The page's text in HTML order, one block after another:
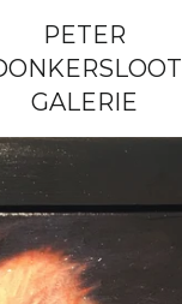
PETER
GALERIE